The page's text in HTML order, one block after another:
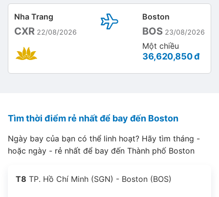
Nha Trang
CXR 22/08/2026
Boston
BOS 23/08/2026
Một chiều
36,620,850 đ
Tìm thời điểm rẻ nhất để bay đến Boston
Ngày bay của bạn có thể linh hoạt? Hãy tìm tháng -
hoặc ngày - rẻ nhất để bay đến Thành phố Boston
T8 TP. Hồ Chí Minh (SGN) - Boston (BOS)